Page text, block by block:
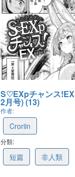
S♡EXpチャンス
2月号) (13)
作者:
Croriin
分類:
短篇 非人類